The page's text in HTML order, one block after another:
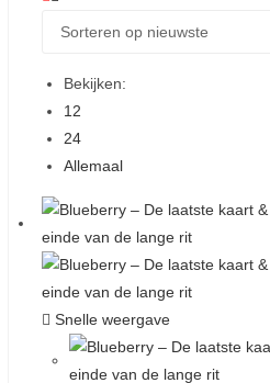
Bekijken:
12
24
Allemaal
Snelle weergave